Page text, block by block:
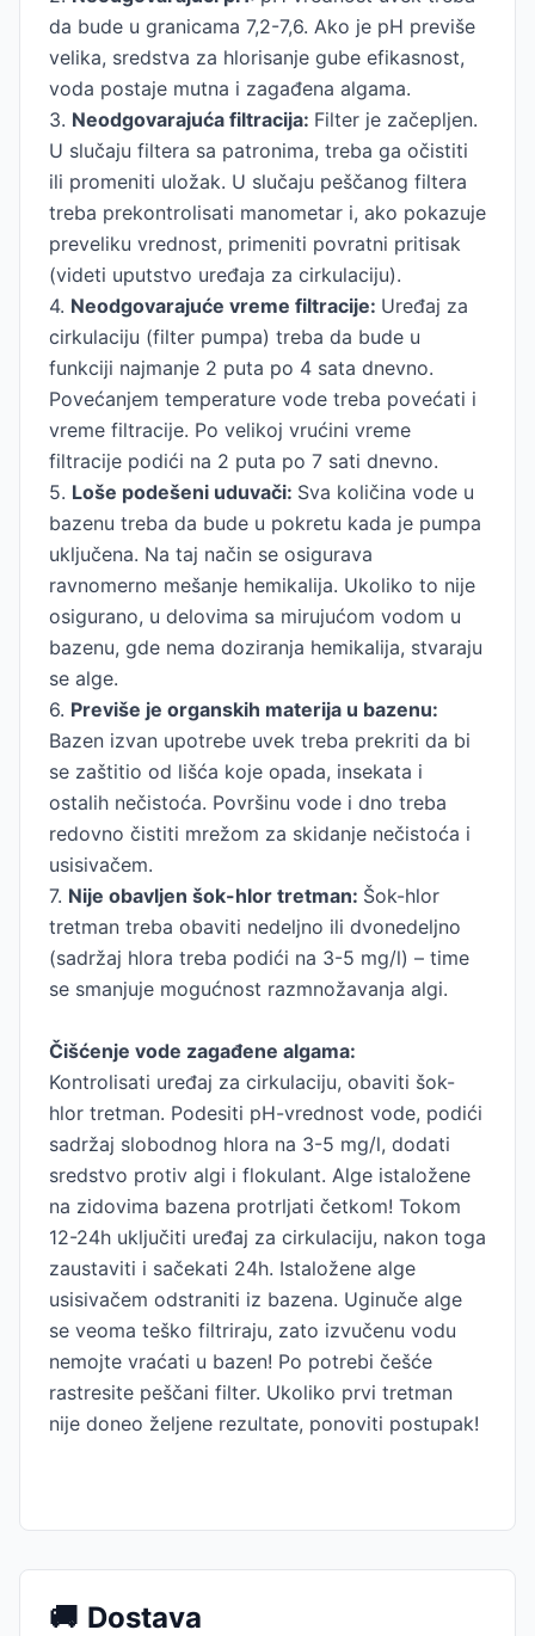
da bude u granicama 7,2-7,6. Ako je pH previše
velika, sredstva za hlorisanje gube efikasnost,
voda postaje mutna i zagađena algama.
3. Neodgovarajuća filtracija: Filter je začepljen.
U slučaju filtera sa patronima, treba ga očistiti
ili promeniti uložak. U slučaju peščanog filtera
treba prekontrolisati manometar i, ako pokazuje
preveliku vrednost, primeniti povratni pritisak
(videti uputstvo uređaja za cirkulaciju).
4. Neodgovarajuće vreme filtracije: Uređaj za
cirkulaciju (filter pumpa) treba da bude u
funkciji najmanje 2 puta po 4 sata dnevno.
Povećanjem temperature vode treba povećati i
vreme filtracije. Po velikoj vrućini vreme
filtracije podići na 2 puta po 7 sati dnevno.
5. Loše podešeni uduvači: Sva količina vode u
bazenu treba da bude u pokretu kada je pumpa
uključena. Na taj način se osigurava
ravnomerno mešanje hemikalija. Ukoliko to nije
osigurano, u delovima sa mirujućom vodom u
bazenu, gde nema doziranja hemikalija, stvaraju
se alge.
6. Previše je organskih materija u bazenu:
Bazen izvan upotrebe uvek treba prekriti da bi
se zaštitio od lišća koje opada, insekata i
ostalih nečistoća. Površinu vode i dno treba
redovno čistiti mrežom za skidanje nečistoća i
usisivačem.
7. Nije obavljen šok-hlor tretman: Šok-hlor
tretman treba obaviti nedeljno ili dvonedeljno
(sadržaj hlora treba podići na 3-5 mg/l) – time
se smanjuje mogućnost razmnožavanja algi.
Čišćenje vode zagađene algama:
Kontrolisati uređaj za cirkulaciju, obaviti šok-
hlor tretman. Podesiti pH-vrednost vode, podići
sadržaj slobodnog hlora na 3-5 mg/l, dodati
sredstvo protiv algi i flokulant. Alge istaložene
na zidovima bazena protrljati četkom! Tokom
12-24h uključiti uređaj za cirkulaciju, nakon toga
zaustaviti i sačekati 24h. Istaložene alge
usisivačem odstraniti iz bazena. Uginuče alge
se veoma teško filtriraju, zato izvučenu vodu
nemojte vraćati u bazen! Po potrebi češće
rastresite peščani filter. Ukoliko prvi tretman
nije doneo željene rezultate, ponoviti postupak!
🚚 Dostava